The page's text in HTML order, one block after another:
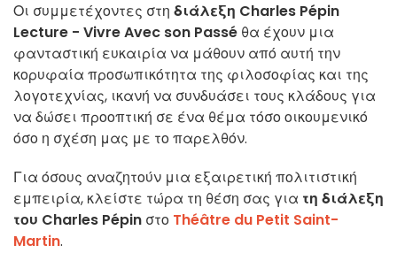
Οι συμμετέχοντες στη διάλεξη Charles Pépin
Lecture - Vivre Avec son Passé θα έχουν μια
φανταστική ευκαιρία να μάθουν από αυτή την
κορυφαία προσωπικότητα της φιλοσοφίας και της
λογοτεχνίας, ικανή να συνδυάσει τους κλάδους για
να δώσει προοπτική σε ένα θέμα τόσο οικουμενικό
όσο η σχέση μας με το παρελθόν.
Για όσους αναζητούν μια εξαιρετική πολιτιστική
εμπειρία, κλείστε τώρα τη θέση σας για τη διάλεξη
του Charles Pépin στο Théâtre du Petit Saint-
Martin.